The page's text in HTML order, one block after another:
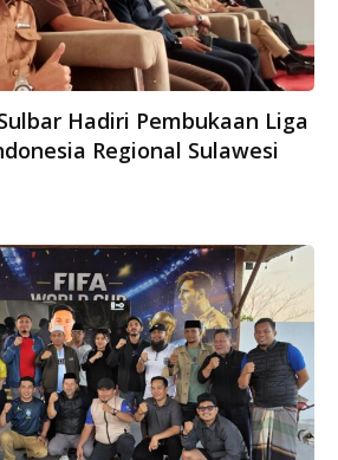
Hadiri Pembukaan Liga
Regional Sulawesi